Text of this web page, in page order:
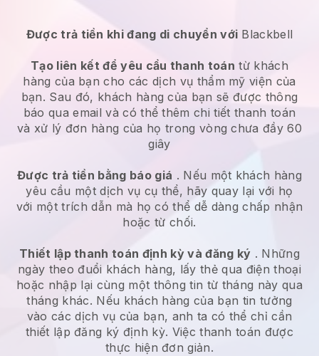
Được trả tiền khi đang di chuyển với Blackbell
Tạo liên kết để yêu cầu thanh toán từ khách
hàng của bạn cho cácdịch vụ thẩm mỹ viện của
bạn. Sau đó, khách hàng của bạn sẽ được thông
báo qua email và có thể thêm chi tiết thanh toán
và xử lý đơn hàng của họ trong vòng chưa đầy 60
giây
Được trả tiền bằng báo giá . Nếu một khách hàng
yêu cầu một dịch vụ cụ thể, hãy quay lại với họ
với một trích dẫn mà họ có thể dễ dàng chấp nhận
hoặc từ chối.
Thiết lập thanh toán định kỳ và đăng ký . Những
ngày theo đuổi khách hàng, lấy thẻ qua điện thoại
hoặc nhập lại cùng một thông tin từ tháng này qua
tháng khác. Nếu khách hàng của bạn tin tưởng
vào các dịch vụ của bạn, anh ta có thể chỉ cần
thiết lập đăng ký định kỳ. Việc thanh toán được
thực hiện đơn giản.